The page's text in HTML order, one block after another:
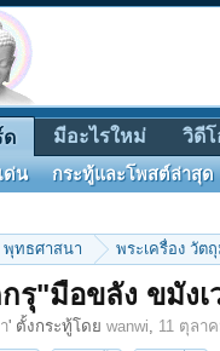
พุทธศาสนา พระเครื่อง วัต
กรุ"มือขลัง ขมัง
' ตั้งกระทู้โดย wanwi, 11 ตุลา
← 4180 4181 4182 4183 4184 →
ด
ด่น กระทู้และโพสต์ล่าสุด
มีอะไรใหม่ วิดีโ